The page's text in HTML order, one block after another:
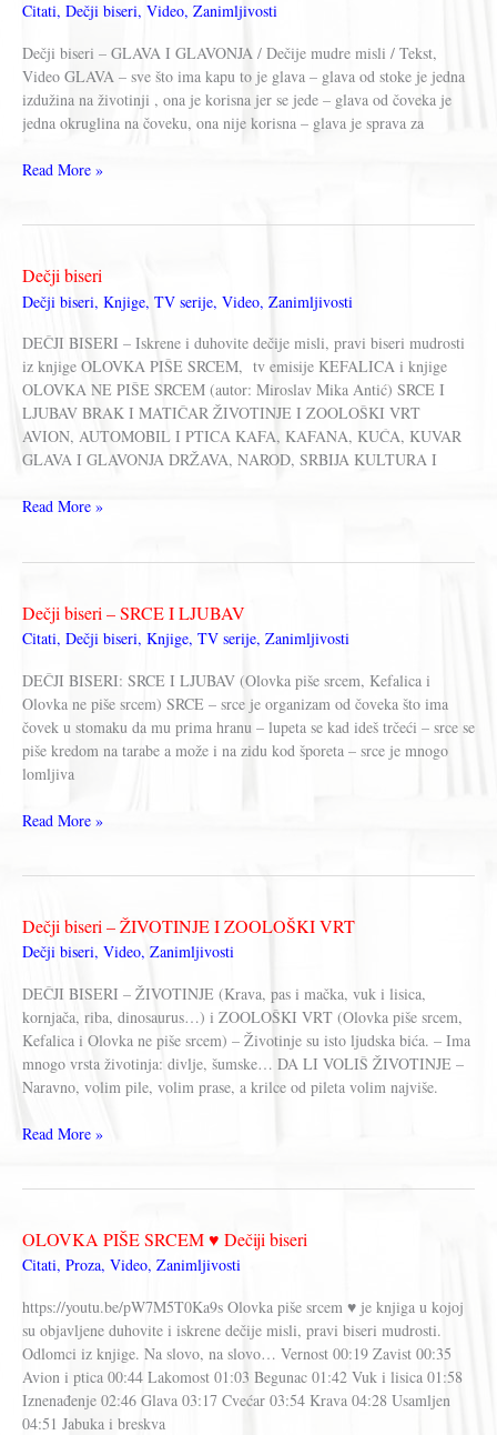
KUVAR
Citati, Dečji biseri, Video, Zanimljivosti
Dečji biseri – GLAVA I GLAVONJA / Dečije mudre misli / Tekst,
Video GLAVA – sve što ima kapu to je glava – glava od stoke je jedna
izdužina na životinji , ona je korisna jer se jede – glava od čoveka je
jedna okruglina na čoveku, ona nije korisna – glava je sprava za
Dečji
GLAVONJA
Read More »
Dečji biseri
Dečji biseri, Knjige, TV serije, Video, Zanimljivosti
DEČJI BISERI – Iskrene i duhovite dečije misli, pravi biseri mudrosti
iz knjige OLOVKA PIŠE SRCEM, tv emisije KEFALICA i knjige
OLOVKA NE PIŠE SRCEM (autor: Miroslav Mika Antić) SRCE I
LJUBAV BRAK I MATIČAR ŽIVOTINJE I ZOOLOŠKI VRT
AVION, AUTOMOBIL I PTICA KAFA, KAFANA, KUĆA, KUVAR
GLAVA I GLAVONJA DRŽAVA, NAROD, SRBIJA KULTURA I
Dečji
Read More »
Dečji biseri – SRCE I LJUBAV
Citati, Dečji biseri, Knjige, TV serije, Zanimljivosti
DEČJI BISERI: SRCE I LJUBAV (Olovka piše srcem, Kefalica i
Olovka ne piše srcem) SRCE – srce je organizam od čoveka što ima
čovek u stomaku da mu prima hranu – lupeta se kad ideš trčeći – srce se
piše kredom na tarabe a može i na zidu kod šporeta – srce je mnogo
lomljiva
Dečji
LJUBAV
Read More »
Dečji biseri – ŽIVOTINJE I ZOOLOŠKI VRT
Dečji biseri, Video, Zanimljivosti
DEČJI BISERI – ŽIVOTINJE (Krava, pas i mačka, vuk i lisica,
kornjača, riba, dinosaurus…) i ZOOLOŠKI VRT (Olovka piše srcem,
Kefalica i Olovka ne piše srcem) – Životinje su isto ljudska bića. – Ima
mnogo vrsta životinja: divlje, šumske… DA LI VOLIŠ ŽIVOTINJE –
Naravno, volim pile, volim prase, a krilce od pileta volim najviše.
Dečji
ZOOLOŠKI
VRT
Read More »
OLOVKA PIŠE SRCEM ♥ Dečiji biseri
Citati, Proza, Video, Zanimljivosti
https://youtu.be/pW7M5T0Ka9s Olovka piše srcem ♥ je knjiga u kojoj
su objavljene duhovite i iskrene dečije misli, pravi biseri mudrosti.
Odlomci iz knjige. Na slovo, na slovo… Vernost 00:19 Zavist 00:35
Avion i ptica 00:44 Lakomost 01:03 Begunac 01:42 Vuk i lisica 01:58
Iznenađenje 02:46 Glava 03:17 Cvećar 03:54 Krava 04:28 Usamljen
04:51 Jabuka i breskva